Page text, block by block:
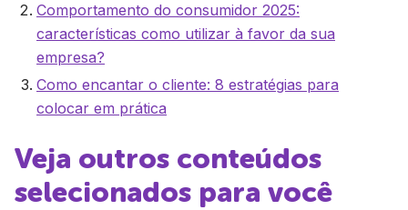
Comportamento do consumidor 2025:
características como utilizar à favor da sua
empresa?
Como encantar o cliente: 8 estratégias para
colocar em prática
Veja outros conteúdos
selecionados para você